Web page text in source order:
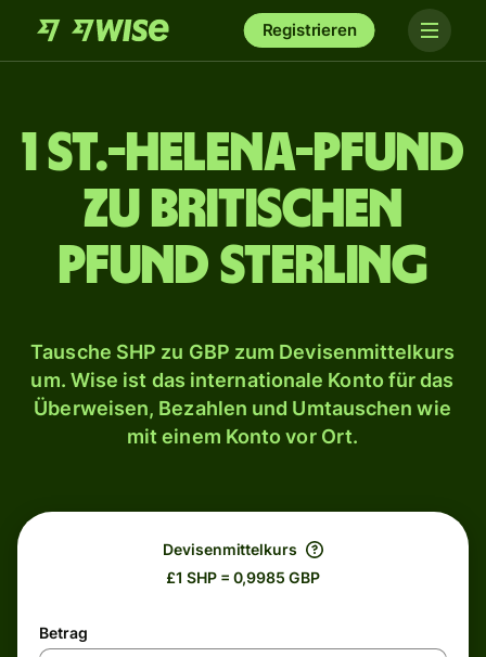
Registrieren
1 St.-Helena-Pfund
zu britischen
Pfund Sterling
Tausche SHP zu GBP zum Devisenmittelkurs
um. Wise ist das internationale Konto für das
Überweisen, Bezahlen und Umtauschen wie
mit einem Konto vor Ort.
Devisenmittelkurs
£1 SHP = 0,9985 GBP
Betrag